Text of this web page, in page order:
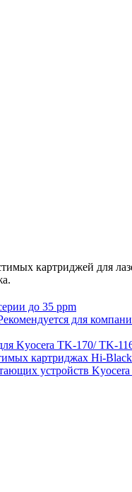
картриджей для
до 35 ppm
для
Kyocera TK-170/ TK-
картриджах Hi-
устройств